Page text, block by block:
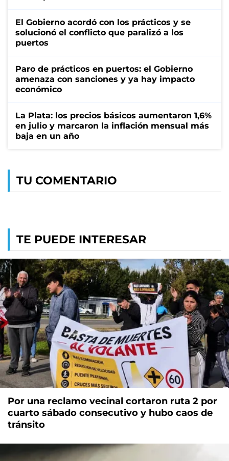
El Gobierno acordó con los prácticos y se
solucionó el conflicto que paralizó a los
puertos
Paro de prácticos en puertos: el Gobierno
amenaza con sanciones y ya hay impacto
económico
La Plata: los precios básicos aumentaron 1,6%
en julio y marcaron la inflación mensual más
baja en un año
TU COMENTARIO
TE PUEDE INTERESAR
Por una reclamo vecinal cortaron ruta 2 por
cuarto sábado consecutivo y hubo caos de
tránsito